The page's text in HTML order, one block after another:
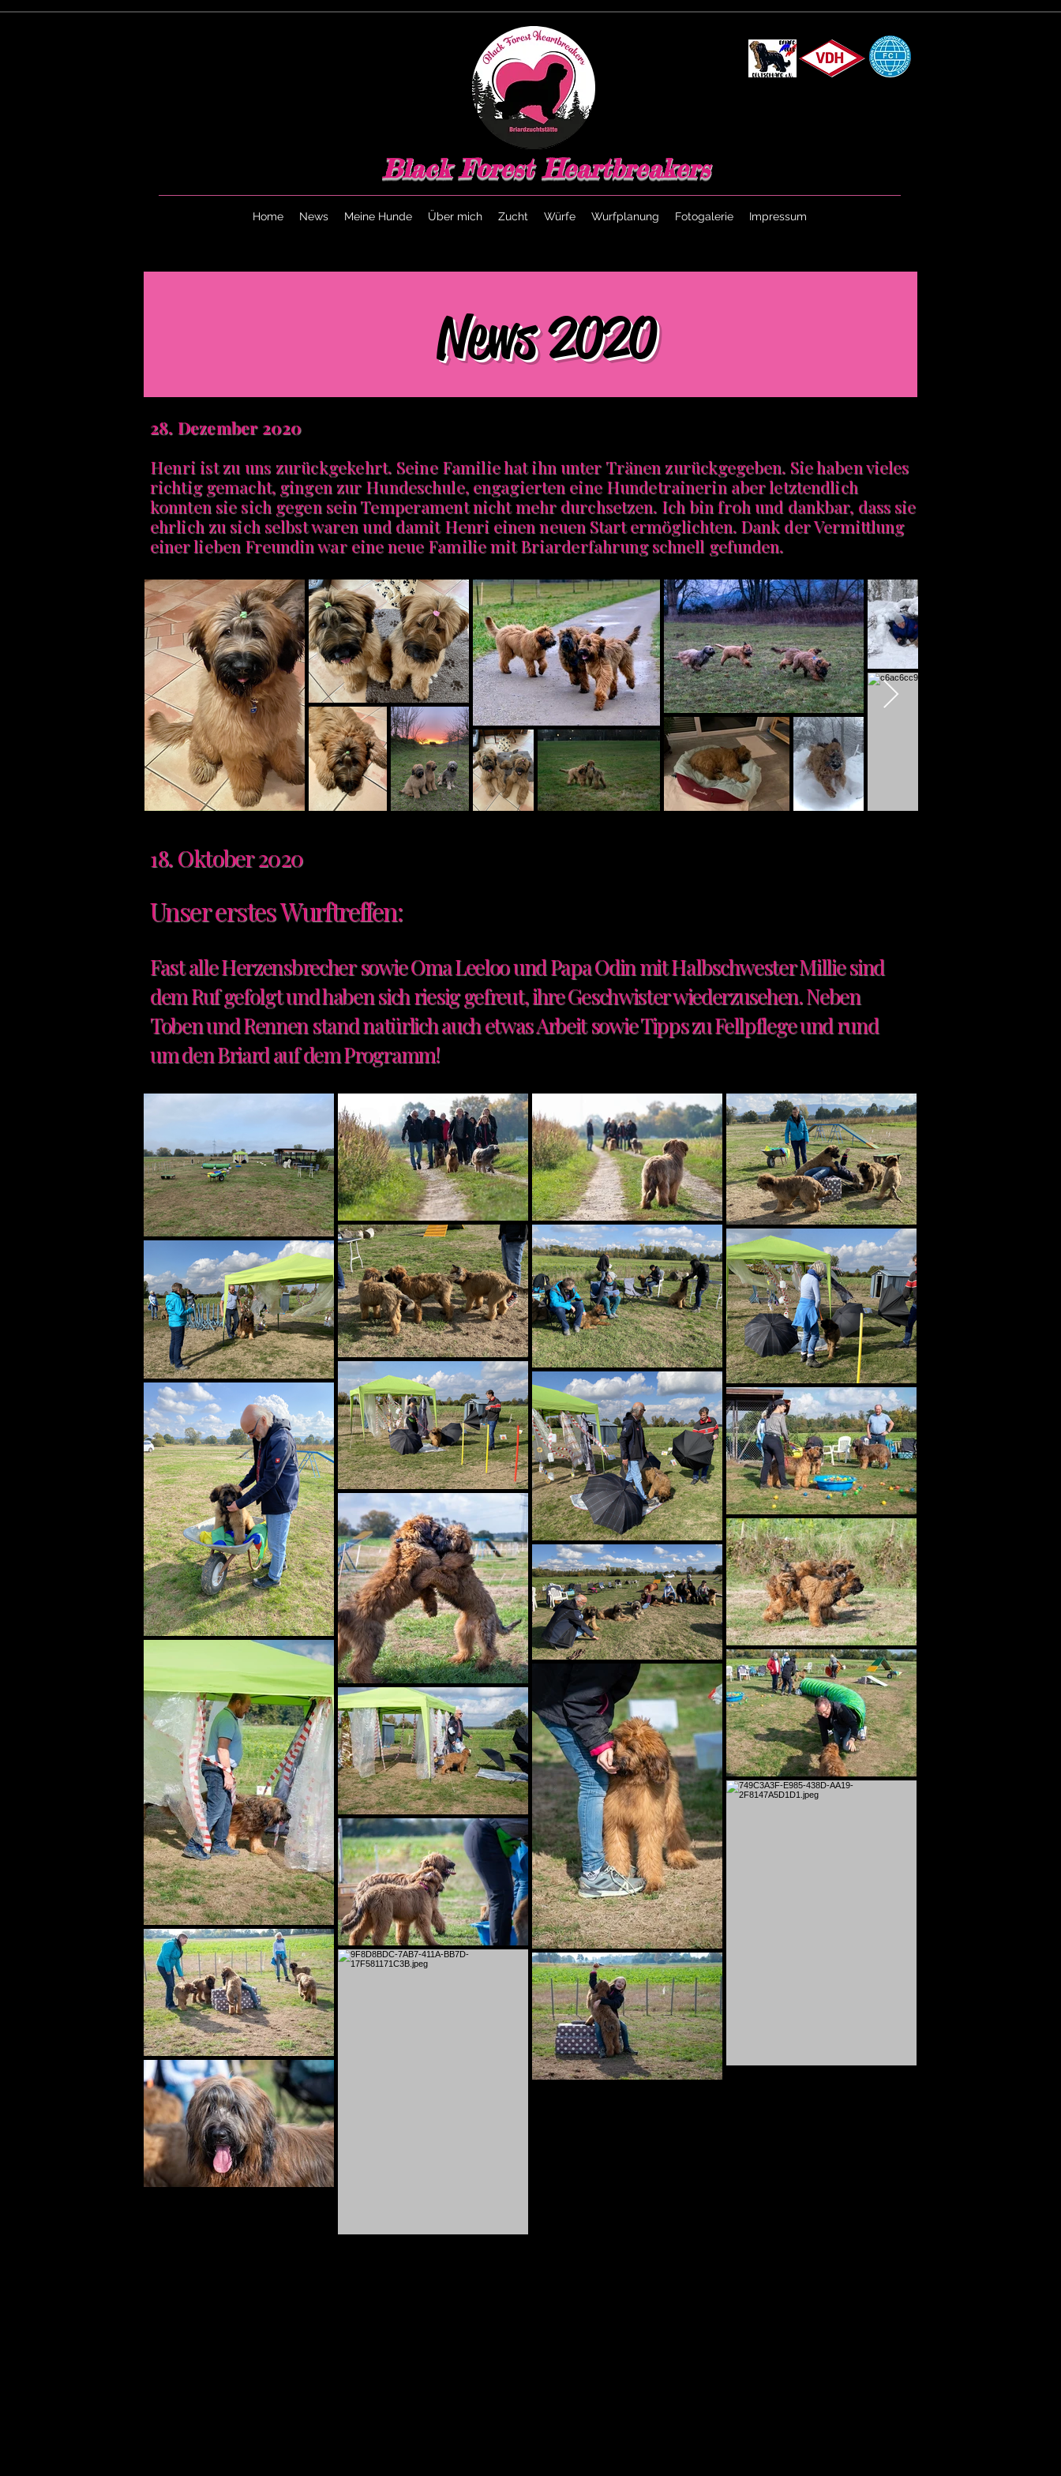
Black Forest Heartbreakers
Home News Meine Hunde Über mich Zucht Würfe Wurfplanung Fotogalerie Impressum
News 2020
28. Dezember 2020
Henri ist zu uns zurückgekehrt. Seine Familie hat ihn unter Tränen zurückgegeben. Sie haben vieles
richtig gemacht, gingen zur Hundeschule, engagierten eine Hundetrainerin aber letztendlich
konnten sie sich gegen sein Temperament nicht mehr durchsetzen. Ich bin froh und dankbar, dass sie
ehrlich zu sich selbst waren und damitHenri einen neuen Start ermöglichten. Dank der Vermittlung
einer lieben Freundin war eine neue Familie mit Briarderfahrung schnell gefunden.
18. Oktober 2020
Unser erstes Wurftreffen:
Fast alle HerzensbrechersowieOma Leeloo und Papa Odin mit Halbschwester Millie sind
dem Ruf gefolgt und haben sich riesig gefreut, ihre Geschwister wiederzusehen. Neben
Toben und Rennen stand natürlich auch etwas Arbeit sowie Tipps zu Fellpflege und rund
um den Briard auf dem Programm!